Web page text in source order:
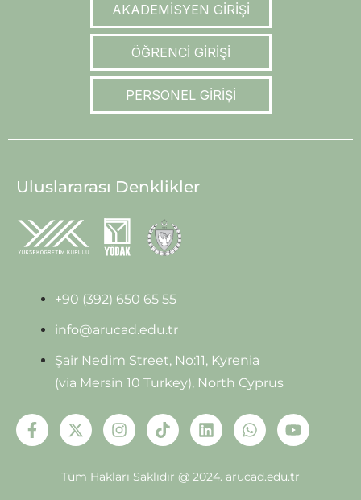
AKADEMİSYEN GİRİŞİ
ÖĞRENCİ GİRİŞİ
PERSONEL GİRİŞİ
Uluslararası Denklikler
+90 (392) 650 65 55
info@arucad.edu.tr
Şair Nedim Street, No:11, Kyrenia
(via Mersin 10 Turkey), North Cyprus
Tüm Hakları Saklıdır @ 2024. arucad.edu.tr